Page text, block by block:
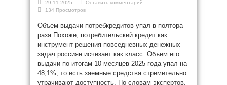
29.11.2025
Оставить комментарий
134 Просмотров
Объем выдачи потребкредитов упал в полтора
раза Похоже, потребительский кредит как
инструмент решения повседневных денежных
задач россиян исчезает как класс. Объем его
выдачи по итогам 10 месяцев 2025 года упал на
48,1%, то есть заемные средства стремительно
утрачивают доступность. По словам экспертов,